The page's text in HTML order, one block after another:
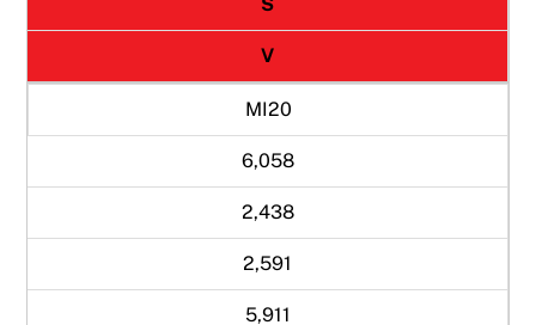
V
MI20
6,058
2,438
2,591
5,911